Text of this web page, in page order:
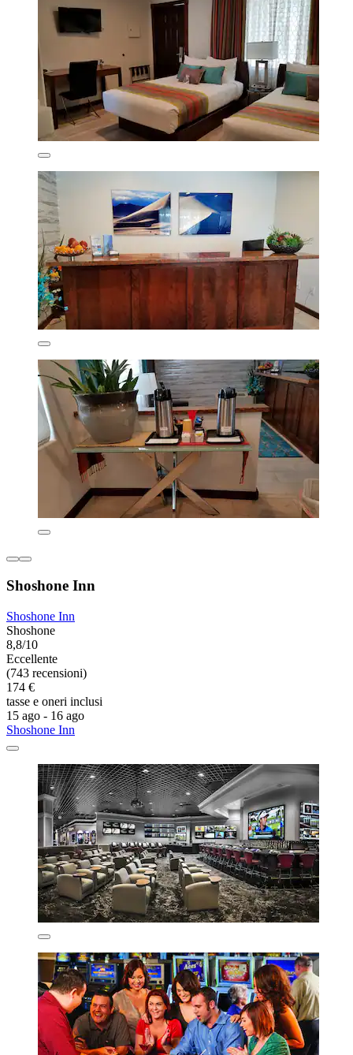
Shoshone Inn
Shoshone Inn
Shoshone
8,8/10
Eccellente
(743 recensioni)
174 €
tasse e oneri inclusi
15 ago - 16 ago
Shoshone Inn